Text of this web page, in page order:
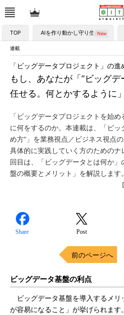
TOP AIを作り動かし守り生かす
連載
もし、あなたが「“ビッグ
任せる。何とかするように
「ビッグデータプロジェクト」の進
「ビッグデータプロジェクトを始
に何をするのか。本連載は、「ビッ
め方”」を業務視点／ビジネス視点
具体的に実践していく方のためのナ
回目は、「ビッグデータとは何か
盤の概要とメリット」を解説します。
[
Share Post
前のページへ
ビッグデータ基盤の利点
ビッグデータ基盤を導入するメリ
が容易になること」が挙げられます。